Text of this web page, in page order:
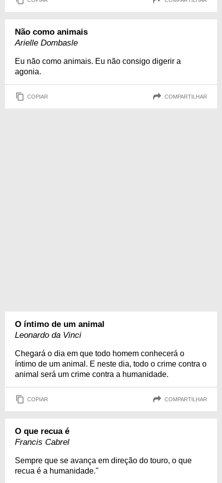
Não como animais
Arielle Dombasle
Eu não como animais. Eu não consigo digerir a
agonia.
COPIAR COMPARTILHAR
O íntimo de um animal
Leonardo da Vinci
Chegará o dia em que todo homem conhecerá o
íntimo de um animal. E neste dia, todo o crime contra o
animal será um crime contra a humanidade.
COPIAR COMPARTILHAR
O que recua é
Francis Cabrel
Sempre que se avança em direção do touro, o que
recua é a humanidade."